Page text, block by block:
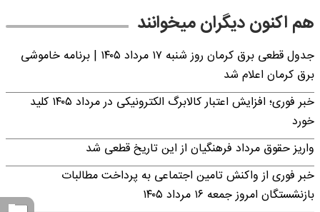
هم اکنون دیگران میخوانند
جدول قطعی برق کرمان روز شنبه ۱۷ مرداد ۱۴۰۵ | برنامه خاموشی
برق کرمان اعلام شد
خبر فوری؛ افزایش اعتبار کالابرگ الکترونیکی در مرداد ۱۴۰۵ کلید
خورد
واریز حقوق مرداد فرهنگیان از این تاریخ قطعی شد
خبر فوری از واکنش تامین اجتماعی به پرداخت مطالبات
بازنشستگان امروز جمعه ۱۶ مرداد ۱۴۰۵